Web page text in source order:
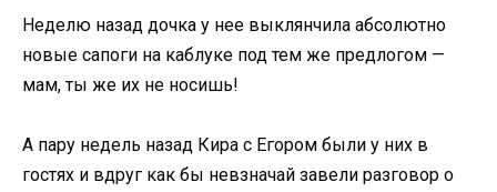
Неделю назад дочка у нее выклянчила абсолютно
новые сапоги на каблуке под тем же предлогом —
мам, ты же их не носишь!
А пару недель назад Кира с Егором были у них в
гостях и вдруг как бы невзначай завели разговор о